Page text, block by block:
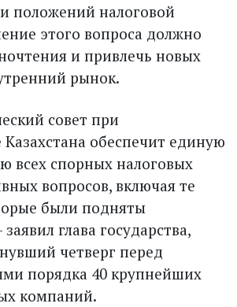
положений налоговой
этого вопроса должно
и привлечь новых
рынок.
совет при
Казахстана обеспечит единую
всех спорных налоговых
вопросов, включая те
были подняты
глава государства,
четверг перед
порядка 40 крупнейших
компаний.